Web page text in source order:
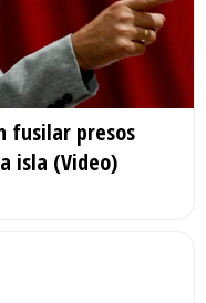
fusilar presos
isla (Video)